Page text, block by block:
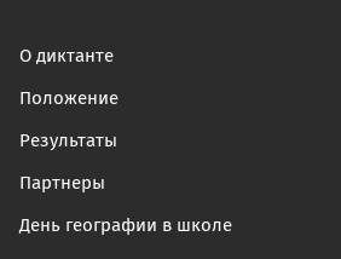
О диктанте
Положение
Результаты
Партнеры
День географии в школе